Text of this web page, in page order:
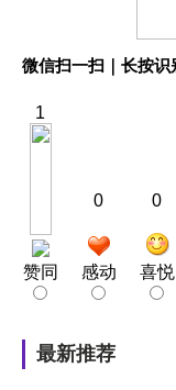
微信扫一扫｜长按
1
赞同
0
感动
0
喜悦
最新推荐